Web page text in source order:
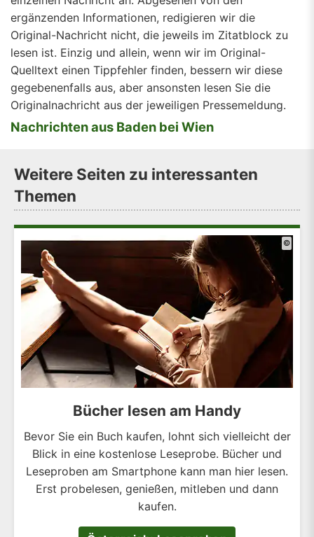
ergänzenden Informationen, redigieren wir die
Original-Nachricht nicht, die jeweils im Zitatblock zu
lesen ist. Einzig und allein, wenn wir im Original-
Quelltext einen Tippfehler finden, bessern wir diese
gegebenenfalls aus, aber ansonsten lesen Sie die
Originalnachricht aus der jeweiligen Pressemeldung.
Nachrichten aus Baden bei Wien
Weitere Seiten zu interessanten
Themen
©
Bücher lesen am Handy
Bevor Sie ein Buch kaufen, lohnt sich vielleicht der
Blick in eine kostenlose Leseprobe. Bücher und
Leseproben am Smartphone kann man hier lesen.
Erst probelesen, genießen, mitleben und dann
kaufen.